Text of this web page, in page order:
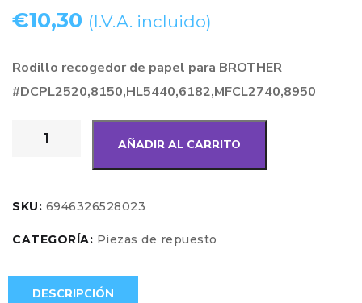
€10,30 (I.V.A. incluido)
Rodillo recogedor de papel para BROTHER
#DCPL2520,8150,HL5440,6182,MFCL2740,8950
AÑADIR AL CARRITO
SKU: 6946326528023
CATEGORÍA: Piezas de repuesto
DESCRIPCIÓN